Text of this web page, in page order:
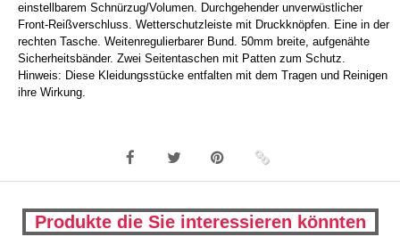
einstellbarem Schnürzug/Volumen. Durchgehender unverwüstlicher
Front-Reißverschluss. Wetterschutzleiste mit Druckknöpfen. Eine in der
rechten Tasche. Weitenregulierbarer Bund. 50mm breite, aufgenähte
Sicherheitsbänder. Zwei Seitentaschen mit Patten zum Schutz.
Hinweis: Diese Kleidungsstücke entfalten mit dem Tragen und Reinigen
ihre Wirkung.
Produkte die Sie interessieren könnten